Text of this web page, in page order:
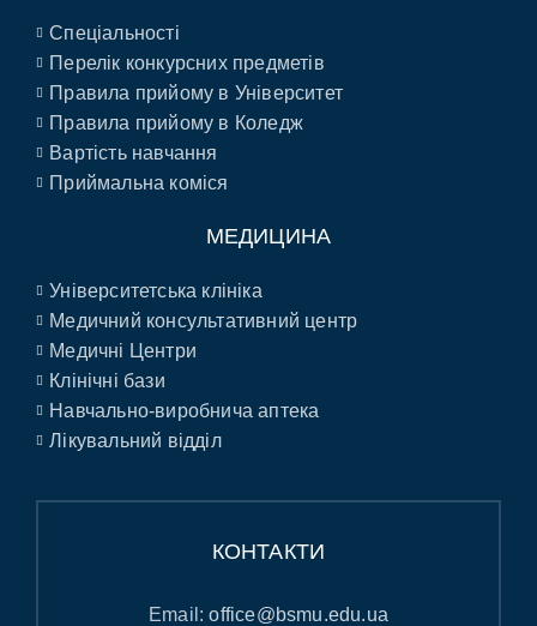
Спеціальності
Перелік конкурсних предметів
Правила прийому в Університет
Правила прийому в Коледж
Вартість навчання
Приймальна коміся
МЕДИЦИНА
Університетська клініка
Медичний консультативний центр
Медичні Центри
Клінічні бази
Навчально-виробнича аптека
Лікувальний відділ
КОНТАКТИ
Email:office@bsmu.edu.ua